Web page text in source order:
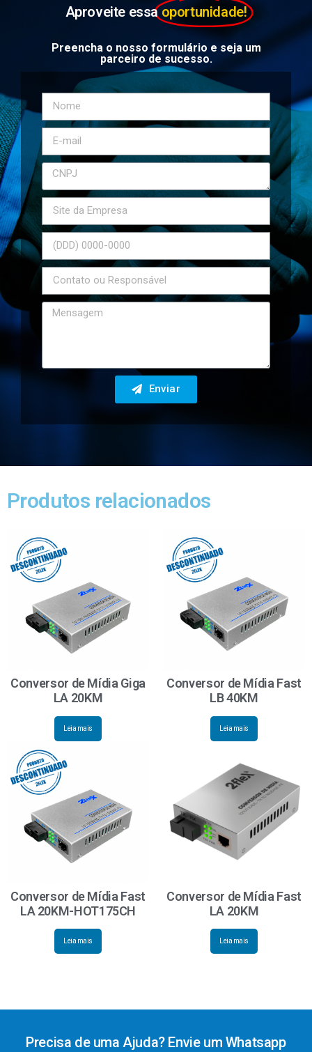
Aproveite essa oportunidade!
Preencha o nosso formulário e seja um
parceiro de sucesso.
Enviar
Produtos relacionados
Conversor de Mídia Giga
LA 20KM
Leia mais
Conversor de Mídia Fast
LB 40KM
Leia mais
Conversor de Mídia Fast
LA 20KM-HOT175CH
Leia mais
Conversor de Mídia Fast
LA 20KM
Leia mais
Precisa de uma Ajuda? Envie um Whatsapp